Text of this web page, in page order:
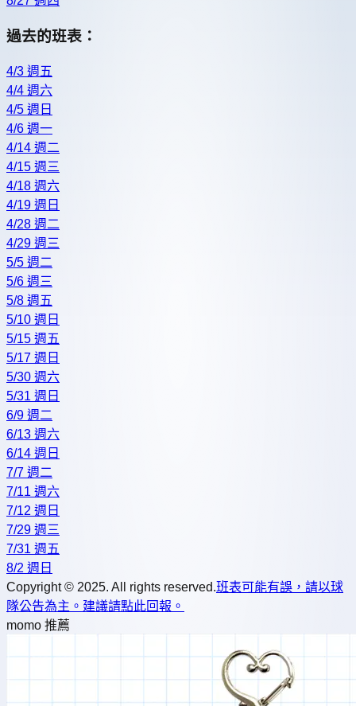
過去的班表：
4/3 週五
4/4 週六
4/5 週日
4/6 週一
4/14 週二
4/15 週三
4/18 週六
4/19 週日
4/28 週二
4/29 週三
5/5 週二
5/6 週三
5/8 週五
5/10 週日
5/15 週五
5/17 週日
5/30 週六
5/31 週日
6/9 週二
6/13 週六
6/14 週日
7/7 週二
7/11 週六
7/12 週日
7/29 週三
7/31 週五
8/2 週日
Copyright © 2025. All rights reserved.班表可能有誤，請以球
隊公告為主。建議請點此回報。
momo 推薦